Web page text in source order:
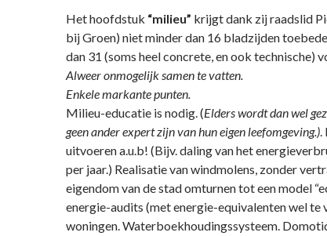
Het hoofdstuk “milieu” krijgt dank zij raadslid
bij Groen) niet minder dan 16 bladzijden
dan 31 (soms heel concrete, en ook technische)
Alweer onmogelijk samen te vatten.
Enkele markante punten.
Milieu-educatie is nodig. (Elders wordt dan wel
geen ander expert zijn van hun eigen leefomgeving.).
uitvoeren a.u.b! (Bijv. daling van het
per jaar.) Realisatie van windmolens, zonder
eigendom van de stad omturnen tot een model
energie-audits (met energie-equivalenten wel te
woningen. Waterboekhoudingssysteem.